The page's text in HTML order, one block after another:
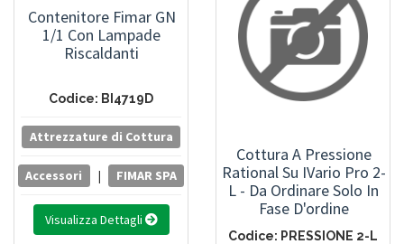
Contenitore Fimar GN
1/1 Con Lampade
Riscaldanti
Codice: BI4719D
Attrezzature di Cottura
Accessori | FIMAR SPA
Visualizza Dettagli
Cottura A Pressione
Rational Su IVario Pro 2-
L - Da Ordinare Solo In
Fase D'ordine
Codice: PRESSIONE 2-L